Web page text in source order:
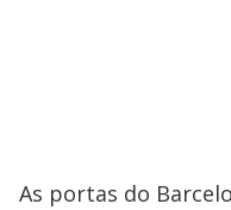
As portas do